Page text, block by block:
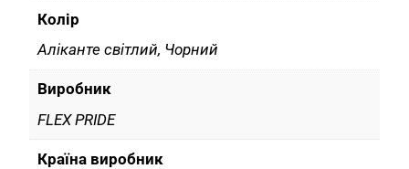
Колір
Аліканте світлий, Чорний
Виробник
FLEX PRIDE
Країна виробник